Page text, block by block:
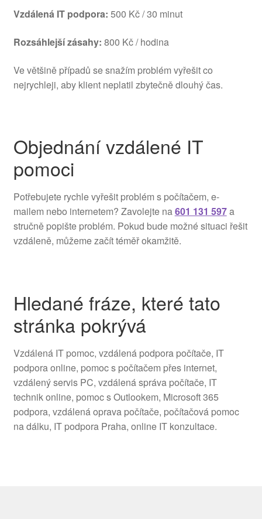
Vzdálená IT podpora: 500 Kč / 30 minut
Rozsáhlejší zásahy: 800 Kč / hodina
Ve většině případů se snažím problém vyřešit co
nejrychleji, aby klient neplatil zbytečně dlouhý čas.
Objednání vzdálené IT
pomoci
Potřebujete rychle vyřešit problém s počítačem, e-
mailem nebo internetem? Zavolejte na601 131 597a
stručně popište problém. Pokud bude možné situaci řešit
vzdáleně, můžeme začít téměř okamžitě.
Hledané fráze, které tato
stránka pokrývá
Vzdálená IT pomoc, vzdálená podpora počítače, IT
podpora online, pomoc s počítačem přes internet,
vzdálený servis PC, vzdálená správa počítače, IT
technik online, pomoc s Outlookem, Microsoft 365
podpora, vzdálená oprava počítače, počítačová pomoc
na dálku, IT podpora Praha, online IT konzultace.